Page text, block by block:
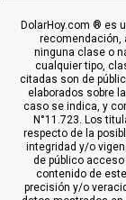
DolarHoy.com ® es
recomendación,
ninguna clase o
cualquier tipo,
citadas son de
elaborados sobre
caso se indica, y
N°11.723. Los
respecto de la
integridad y/o
de público
contenido de
precisión y/o